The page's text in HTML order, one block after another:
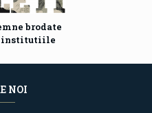
brodate
institutiile
NOI